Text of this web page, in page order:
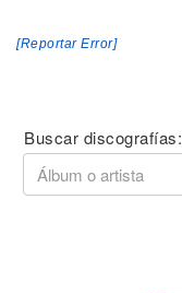
[Reportar Error]
Buscar discografías: